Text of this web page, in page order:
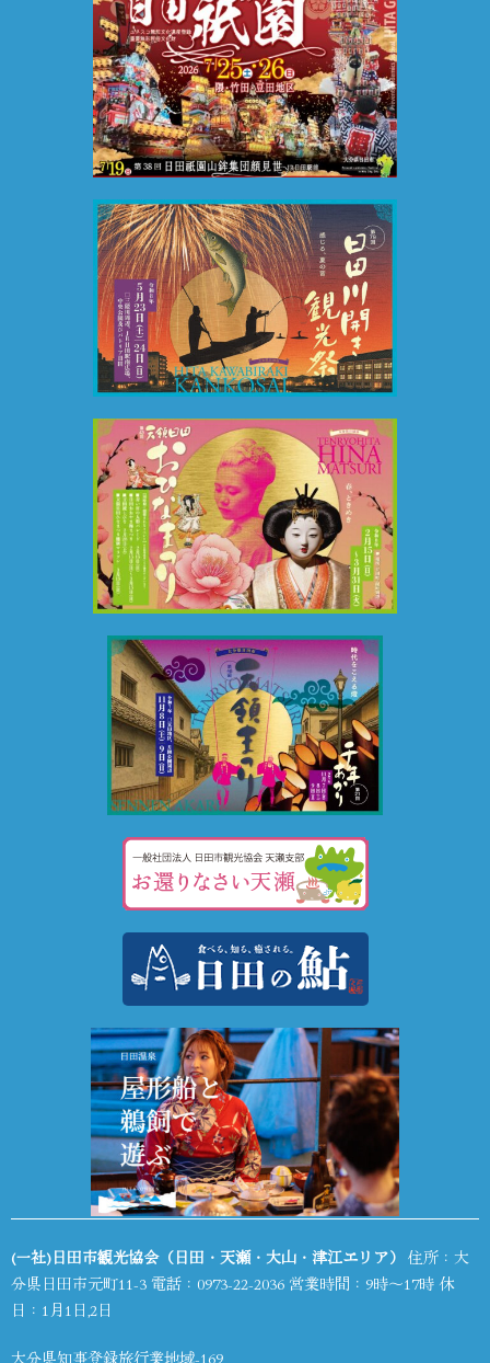
(一社)日田市観光協会（日田・天瀬・大山・津江エリア） 住所：大
分県日田市元町11-3 電話： 0973-22-2036 営業時間：9時～17時 休
日：1月1日,2日
大分県知事登録旅行業地域-169